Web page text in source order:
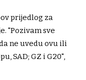
prijedlog za
"Pozivam sve
ne uvedu ovu ili
SAD; GZ i G20",